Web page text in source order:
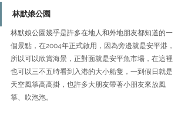
林默娘公園
林默娘公園幾乎是許多在地人和外地朋友都知道的一
個景點，在2004年正式啟用，因為旁邊就是安平港，
所以可以欣賞海景，正對面就是安平魚市場，在這裡
也可以三不五時看到入港的大小船隻，一到假日就是
天空風箏高高掛，也許多大朋友帶著小朋友來放風
箏、吹泡泡。